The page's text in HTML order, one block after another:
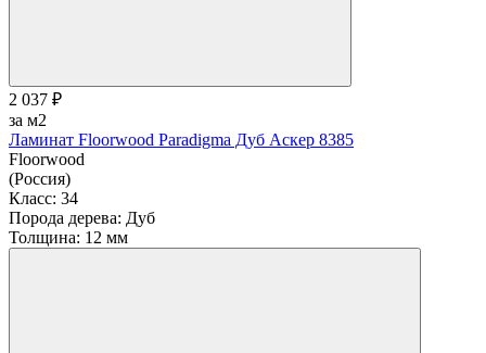
2 037 ₽
за м2
Ламинат Floorwood Paradigma Дуб Аскер 8385
Floorwood
(Россия)
Класс: 34
Порода дерева: Дуб
Толщина: 12 мм